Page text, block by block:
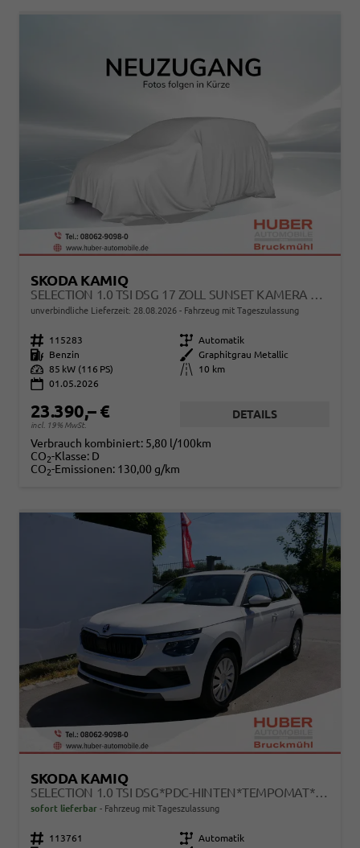
SKODA KAMIQ
SELECTION 1.0 TSI DSG 17 ZOLL SUNSET KAMERA PDC V+H
unverbindliche Lieferzeit: 28.08.2026 Fahrzeug mit Tageszulassung
Fahrzeugnr. 115283 Getriebe Automatik
Kraftstoff
Benzin Außenfarbe
Graphitgrau Metallic
Leistung 85 kW (116 PS) Kilometerstand
10 km
01.05.2026
23.390,– €
incl. 19% MwSt.
DETAILS
Verbrauch kombiniert: 5,80 l/100km
CO2-Klasse: D
CO2-Emissionen: 130,00 g/km
SKODA KAMIQ
SELECTION 1.0 TSI DSG*PDC-HINTEN*TEMPOMAT*SMARTLINK*SHZ*LED*KLIMAAUTOMATIK*
sofort lieferbar Fahrzeug mit Tageszulassung
Fahrzeugnr. 113761 Getriebe Automatik